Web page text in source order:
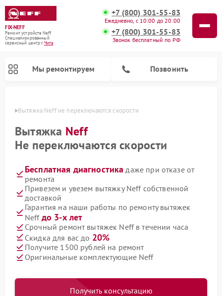
FIX-NEFF
Ремонт устройств Neff
Специализированный
cервисный центр г.Чита
+7 (800) 301-55-83
Ежедневно, с 10:00 до 20:00
+7 (800) 301-55-83
Звонок бесплатный по РФ
Мы ремонтируем Позвонить
Вытяжка Neff не переключаются скорости
Вытяжка Neff
Не переключаются скорости
Бесплатная диагностика даже при отказе от
ремонта
Привезем и увезем вытяжку Neff собственной
доставкой
Гарантия на наши работы по ремонту вытяжек
Neff до 3-х лет
Срочный ремонт вытяжек Neff в течении часа
Скидка для вас до 20%
Получите 1500 рублей на ремонт
Оригинальные комплектующие Neff
Получить консультацию